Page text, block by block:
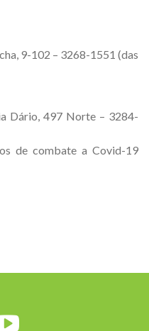
9-102 – 3268-1551 (das
Dário, 497 Norte – 3284-
de combate a Covid-19